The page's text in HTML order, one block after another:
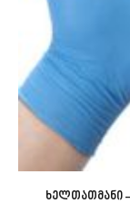
ხელთათმანი